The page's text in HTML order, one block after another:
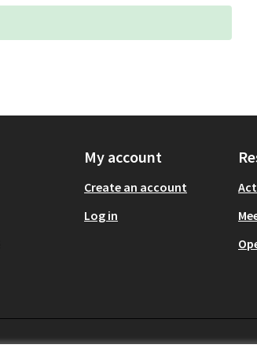
My account
Create an account
Log in